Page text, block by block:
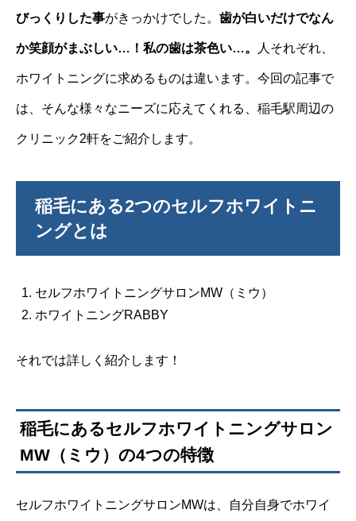
びっくりした事がきっかけでした。 歯が白いだけでなん
か笑顔がまぶしい…！私の歯は茶色い…。 人それぞれ、
ホワイトニングに求めるものは違います。今回の記事で
は、そんな様々なニーズに応えてくれる、稲毛駅周辺の
クリニック2軒をご紹介します。
稲毛にある2つのセルフホワイトニ
ングとは
セルフホワイトニングサロンMW（ミウ）
ホワイトニングRABBY
それでは詳しく紹介します！
稲毛にあるセルフホワイトニングサロン
MW（ミウ）の4つの特徴
セルフホワイトニングサロンMWは、自分自身でホワイ